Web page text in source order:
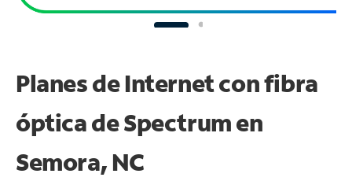
Planes de Internet con fibra
óptica de Spectrum en
Semora, NC